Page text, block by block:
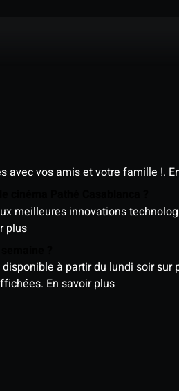
avec vos amis et votre famille !.
meilleures innovations
plus
à partir du lundi soir
En savoir plus